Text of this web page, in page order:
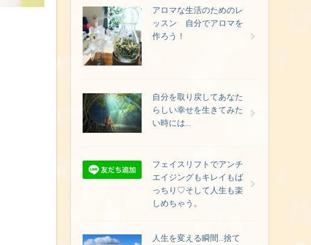
アロマな生活のためのレ
ッスン 自分でアロマを
作ろう！
自分を取り戻してあなた
らしい幸せを生きてみた
い時には…
フェイスリフトでアンチ
エイジングもキレイもば
っちり♡そして人生も楽
しめちゃう。
人生を変える瞬間…捨て